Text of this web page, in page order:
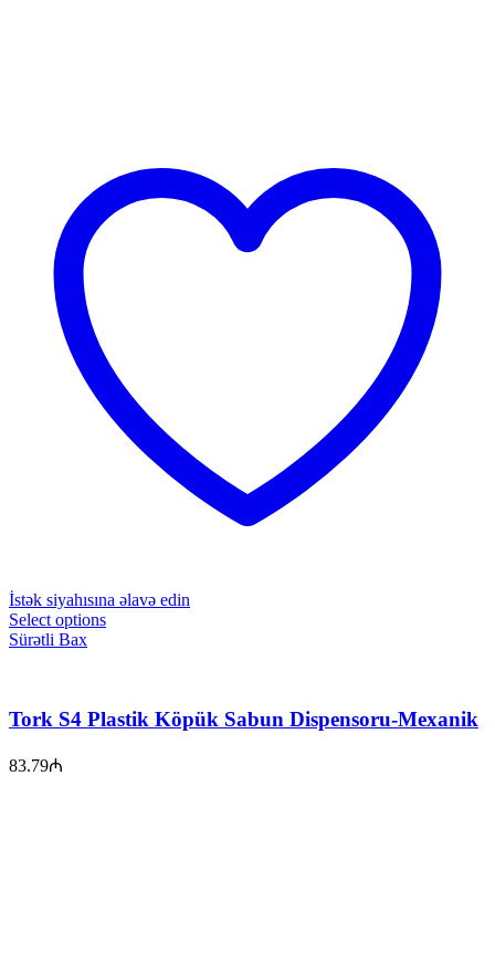
İstək siyahısına əlavə edin
Select options
Sürətli Bax
Tork S4 Plastik Köpük Sabun Dispensoru-Mexanik
83.79₼